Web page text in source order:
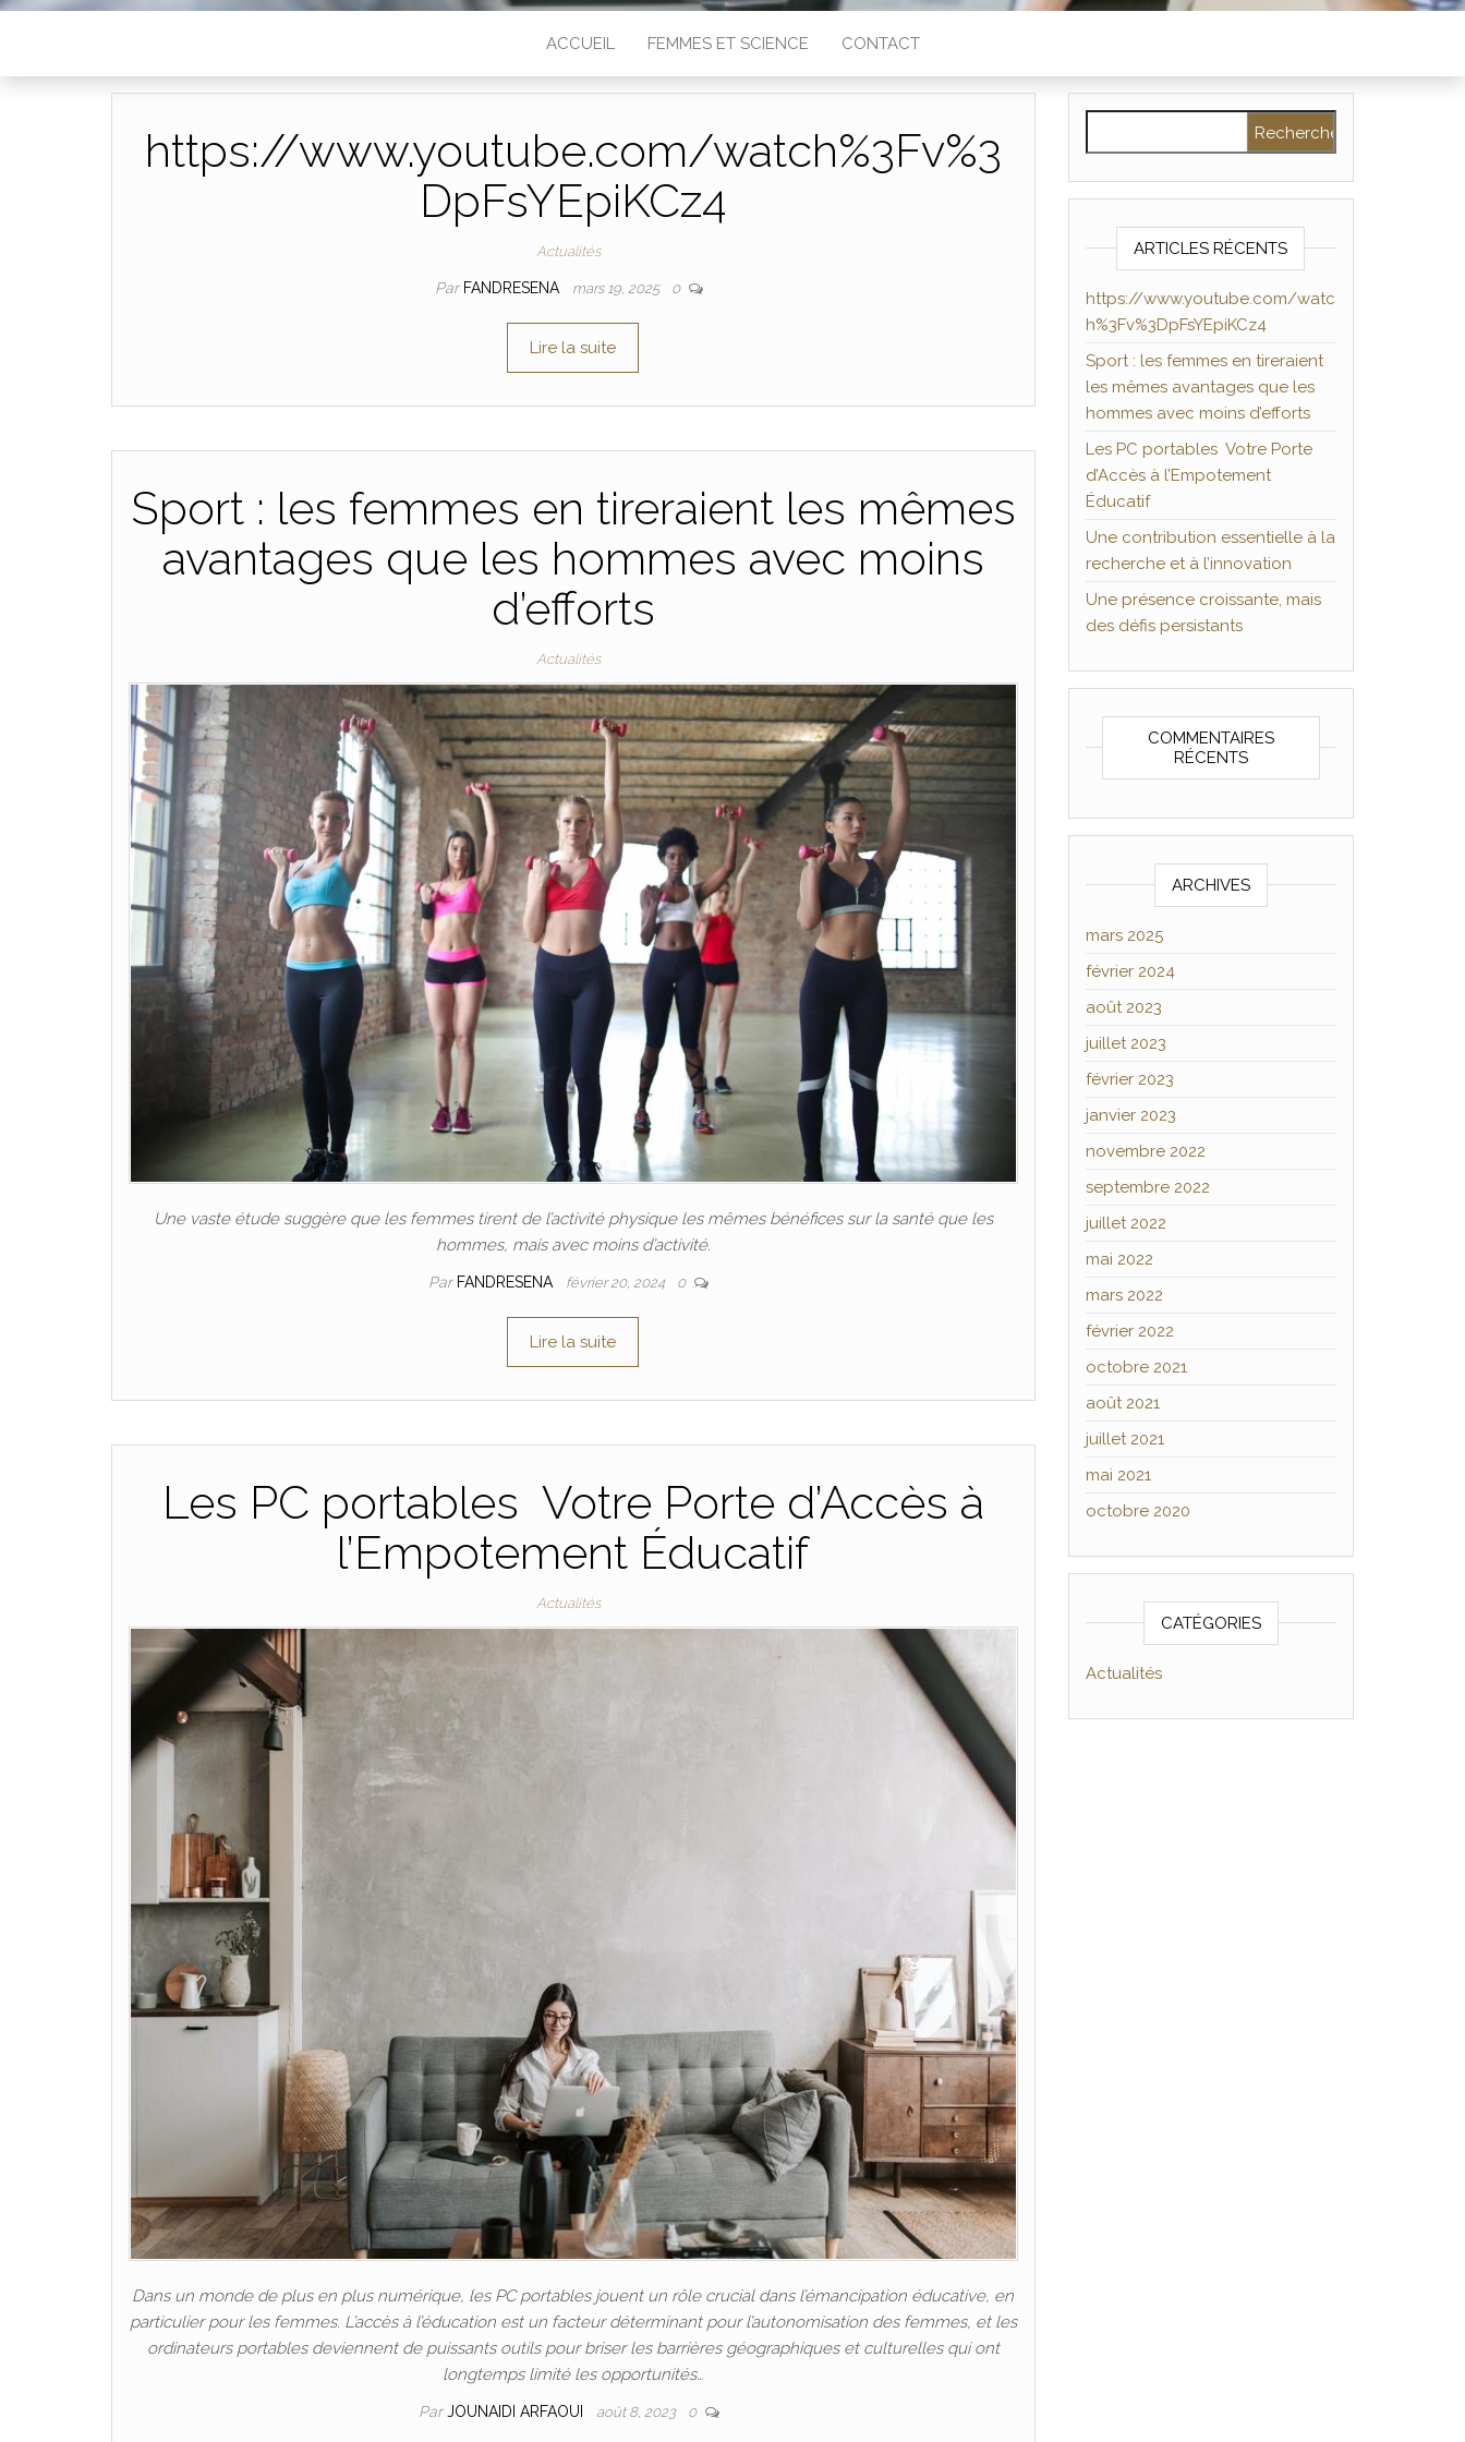
ACCUEIL FEMMES ET SCIENCE CONTACT
https://www.youtube.com/watch%3Fv%3
DpFsYEpiKCz4
Actualités
Par FANDRESENA mars 19, 2025 0
Lire la suite
Sport : les femmes en tireraient les mêmes
avantages que les hommes avec moins
d’efforts
Actualités
Une vaste étude suggère que les femmes tirent de l’activité physique les mêmes bénéfices sur la santé que les
hommes, mais avec moins d’activité.
Par FANDRESENA février 20, 2024 0
Lire la suite
Les PC portables Votre Porte d’Accès à
l’Empotement Éducatif
Actualités
Dans un monde de plus en plus numérique, les PC portables jouent un rôle crucial dans l’émancipation éducative, en
particulier pour les femmes. L’accès à l’éducation est un facteur déterminant pour l’autonomisation des femmes, et les
ordinateurs portables deviennent de puissants outils pour briser les barrières géographiques et culturelles qui ont
longtemps limité les opportunités…
ParJOUNAIDI ARFAOUI août 8, 2023 0
ARTICLES RÉCENTS
https://www.youtube.com/watc
h%3Fv%3DpFsYEpiKCz4
Sport : les femmes en tireraient
les mêmes avantages que les
hommes avec moins d’efforts
Les PC portables Votre Porte
d’Accès à l’Empotement
Éducatif
Une contribution essentielle à la
recherche et à l’innovation
Une présence croissante, mais
des défis persistants
COMMENTAIRES
RÉCENTS
ARCHIVES
mars 2025
février 2024
août 2023
juillet 2023
février 2023
janvier 2023
novembre 2022
septembre 2022
juillet 2022
mai 2022
mars 2022
février 2022
octobre 2021
août 2021
juillet 2021
mai 2021
octobre 2020
CATÉGORIES
Actualités